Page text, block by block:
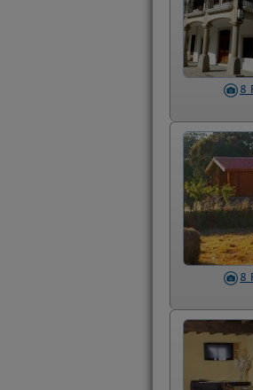
8
8